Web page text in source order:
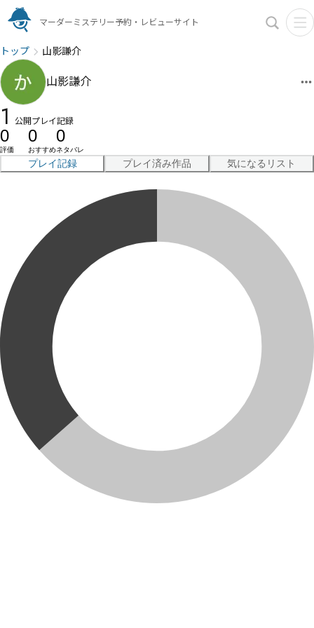
マーダーミステリー予約・レビューサイト
トップ 山影謙介
山影謙介
1 公開プレイ記録
0
評価
0
おすすめ
0
ネタバレ
プレイ記録 プレイ済み作品 気になるリスト